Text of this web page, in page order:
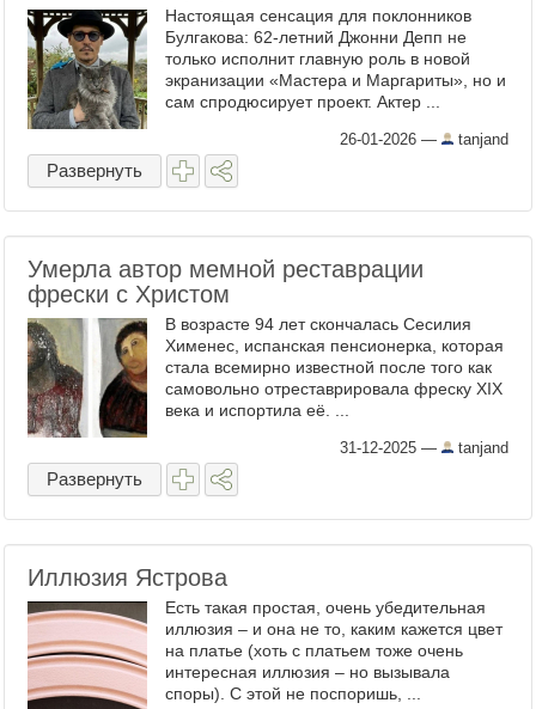
Настоящая сенсация для поклонников
Булгакова: 62-летний Джонни Депп не
только исполнит главную роль в новой
экранизации «Мастера и Маргариты», но и
сам спродюсирует проект. Актер ...
26-01-2026 — tanjand
Развернуть
Умерла автор мемной реставрации
фрески с Христом
В возрасте 94 лет скончалась Сесилия
Хименес, испанская пенсионерка, которая
стала всемирно известной после того как
самовольно отреставрировала фреску XIX
века и испортила её. ...
31-12-2025 — tanjand
Развернуть
Иллюзия Ястрова
Есть такая простая, очень убедительная
иллюзия – и она не то, каким кажется цвет
на платье (хоть с платьем тоже очень
интересная иллюзия – но вызывала
споры). С этой не поспоришь, ...